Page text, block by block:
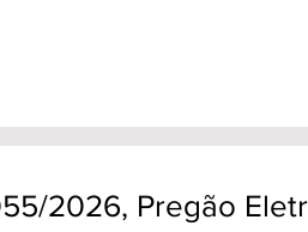
2026, Pregão